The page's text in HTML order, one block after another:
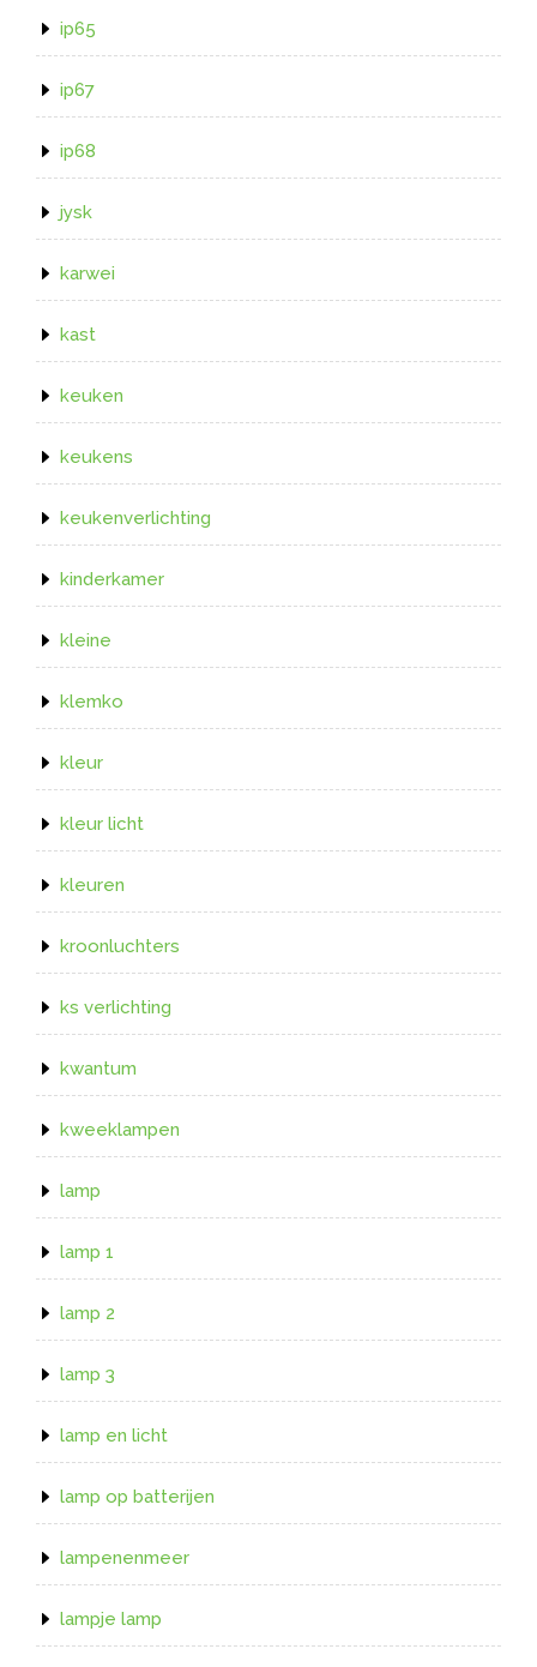
ip65
ip67
ip68
jysk
karwei
kast
keuken
keukens
keukenverlichting
kinderkamer
kleine
klemko
kleur
kleur licht
kleuren
kroonluchters
ks verlichting
kwantum
kweeklampen
lamp
lamp 1
lamp 2
lamp 3
lamp en licht
lamp op batterijen
lampenenmeer
lampje lamp